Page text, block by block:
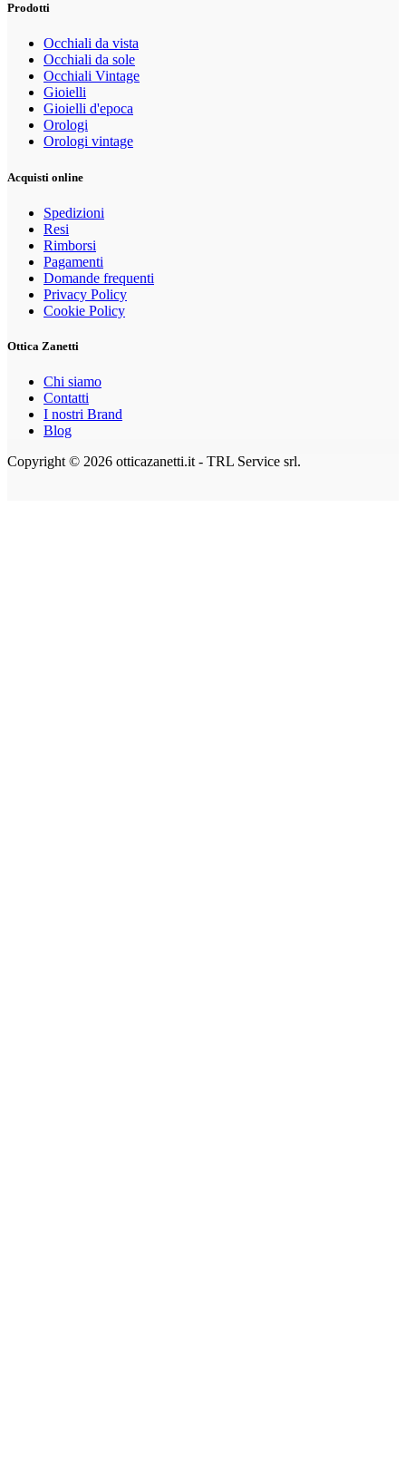
Prodotti
Occhiali da vista
Occhiali da sole
Occhiali Vintage
Gioielli
Gioielli d'epoca
Orologi
Orologi vintage
Acquisti online
Spedizioni
Resi
Rimborsi
Pagamenti
Domande frequenti
Privacy Policy
Cookie Policy
Ottica Zanetti
Chi siamo
Contatti
I nostri Brand
Blog
Copyright © 2026 otticazanetti.it - TRL Service srl.